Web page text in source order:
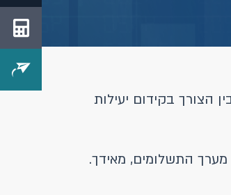
הצורך בקידום יעילות
מערך התשלומים, מאידך.